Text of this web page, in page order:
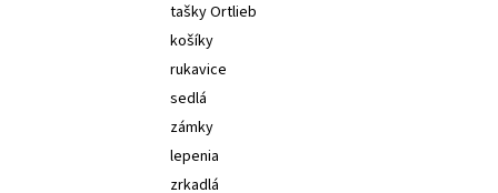
tašky Ortlieb
košíky
rukavice
sedlá
zámky
lepenia
zrkadlá